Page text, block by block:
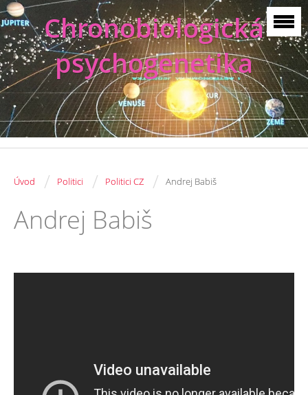
Chronobiologická
psychogenetika
Úvod / Politici / Politici CZ / Andrej Babiš
Andrej Babiš